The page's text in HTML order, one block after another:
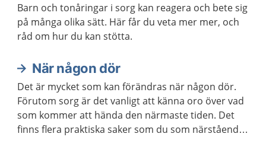
Barn och tonåringar i sorg kan reagera och bete sig
på många olika sätt. Här får du veta mer mer, och
råd om hur du kan stötta.
När någon dör
Det är mycket som kan förändras när någon dör.
Förutom sorg är det vanligt att känna oro över vad
som kommer att hända den närmaste tiden. Det
finns flera praktiska saker som du som närstående